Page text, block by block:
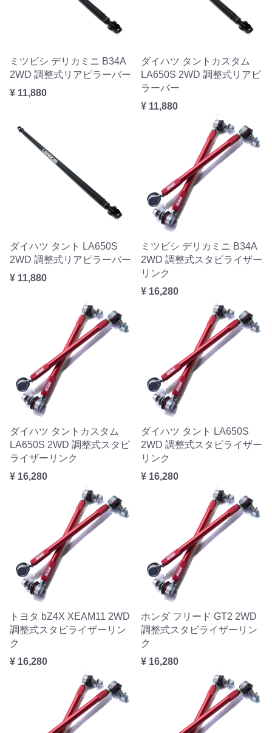
ミツビシ デリカミニ B34A
2WD 調整式リアピラーバー
¥ 11,880
ダイハツ タントカスタム
LA650S 2WD 調整式リアピ
ラーバー
¥ 11,880
ダイハツ タント LA650S
2WD 調整式リアピラーバー
¥ 11,880
ミツビシ デリカミニ B34A
2WD 調整式スタビライザー
リンク
¥ 16,280
ダイハツ タントカスタム
LA650S 2WD 調整式スタビ
ライザーリンク
¥ 16,280
ダイハツ タント LA650S
2WD 調整式スタビライザー
リンク
¥ 16,280
トヨタ bZ4X XEAM11 2WD
調整式スタビライザーリン
ク
¥ 16,280
ホンダ フリード GT2 2WD
調整式スタビライザーリン
ク
¥ 16,280